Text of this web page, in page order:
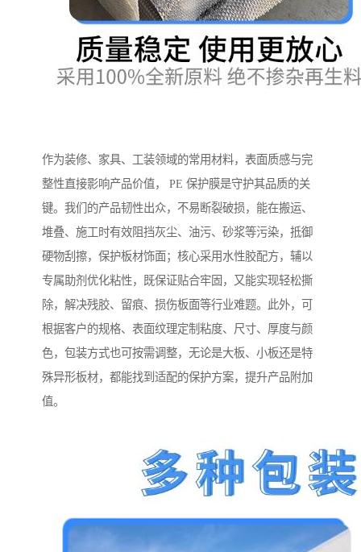
作为装修、家具、工装领域的常用材料，表面质感与完
整性直接影响产品价值， PE 保护膜是守护其品质的关
键。我们的产品韧性出众，不易断裂破损，能在搬运、
堆叠、施工时有效阻挡灰尘、油污、砂浆等污染，抵御
硬物刮擦，保护板材饰面；核心采用水性胶配方，辅以
专属助剂优化粘性，既保证贴合牢固，又能实现轻松撕
除，解决残胶、留痕、损伤板面等行业难题。此外，可
根据客户的规格、表面纹理定制粘度、尺寸、厚度与颜
色，包装方式也可按需调整，无论是大板、小板还是特
殊异形板材，都能找到适配的保护方案，提升产品附加
值。